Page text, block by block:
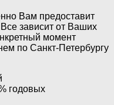
Вам предоставит
зависит от Ваших
момент
по Санкт-Петербургу
годовых